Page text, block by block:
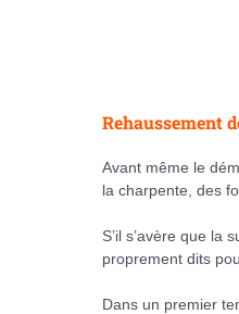
Rehaussement
Avant même le
la charpente, des
S’il s’avère que la
proprement dits
Dans un premier